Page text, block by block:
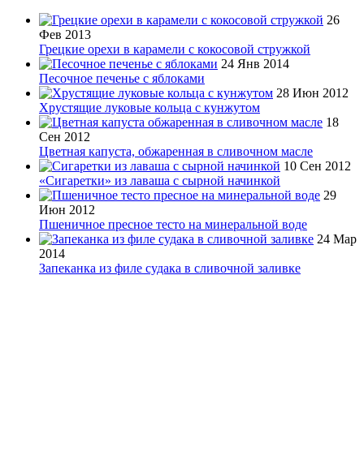
26
Фев 2013
Грецкие орехи в карамели с кокосовой стружкой
24 Янв 2014
Песочное печенье с яблоками
28 Июн 2012
Хрустящие луковые кольца с кунжутом
18
Сен 2012
Цветная капуста, обжаренная в сливочном масле
10 Сен 2012
«Сигаретки» из лаваша с сырной начинкой
29
Июн 2012
Пшеничное пресное тесто на минеральной воде
24 Мар
2014
Запеканка из филе судака в сливочной заливке